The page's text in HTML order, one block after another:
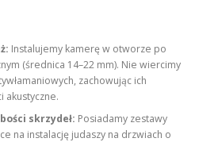
Instalujemy kamerę w otworze po
(średnica 14–22 mm). Nie wiercimy
zachowując ich
akustyczne.
skrzydeł: Posiadamy zestawy
na instalację judaszy na drzwiach o